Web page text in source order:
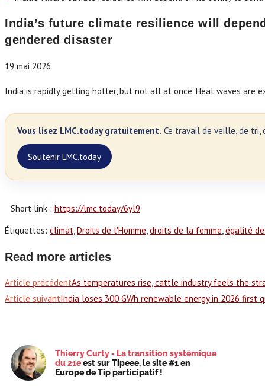
India’s future climate resilience will
gendered disaster
19 mai 2026
India is rapidly getting hotter, but not all at once. Heat waves are
Vous lisez LMC.today gratuitement. Ce travail de veille, de tri,
Soutenir LMC.today
Short link : https://lmc.today/6yl9
Étiquettes: climat, Droits de l'Homme, droits de la femme, égalité
Read more articles
Article précédentAs temperatures rise, cattle industry feels the
Article suivantIndia loses 300 GWh renewable energy in 2026 first
Thierry Curty - La transition systémique
du 21eest sur Tipeee, le site #1 en
Europe de Tip participatif !